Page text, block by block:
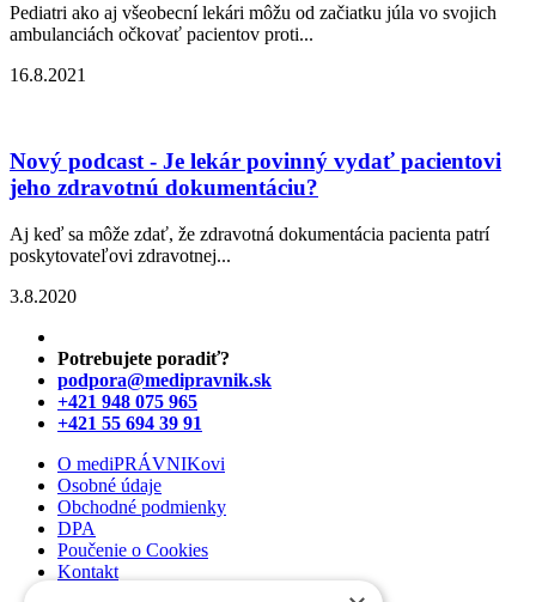
Pediatri ako aj všeobecní lekári môžu od začiatku júla vo svojich
ambulanciách očkovať pacientov proti...
16.8.2021
Nový podcast - Je lekár povinný vydať pacientovi
jeho zdravotnú dokumentáciu?
Aj keď sa môže zdať, že zdravotná dokumentácia pacienta patrí
poskytovateľovi zdravotnej...
3.8.2020
Potrebujete poradiť?
podpora@medipravnik.sk
+421 948 075 965
+421 55 694 39 91
O mediPRÁVNIKovi
Osobné údaje
Obchodné podmienky
DPA
Poučenie o Cookies
Kontakt